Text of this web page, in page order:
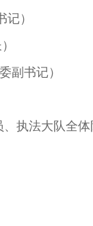
）
副书记）
法大队全体